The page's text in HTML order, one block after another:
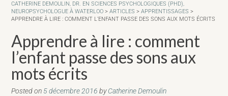
CATHERINE DEMOULIN, DR. EN SCIENCES PSYCHOLOGIQUES (PHD),
NEUROPSYCHOLOGUE À WATERLOO > ARTICLES > APPRENTISSAGES >
APPRENDRE À LIRE : COMMENT L’ENFANT PASSE DES SONS AUX MOTS ÉCRITS
Apprendre à lire : comment
l’enfant passe des sons aux
mots écrits
Posted on 5 décembre 2016 byCatherine Demoulin